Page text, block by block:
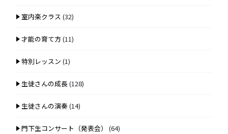
室内楽クラス (32)
才能の育て方 (11)
特別レッスン (1)
生徒さんの成長(128)
生徒さんの演奏(14)
門下生コンサート（発表会） (64)